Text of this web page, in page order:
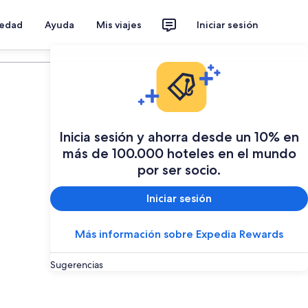
Ayuda Mis viajes Iniciar sesión
Inicia sesión y ahorra desde un 10% en
más de 100.000 hoteles en el mundo
por ser socio.
Iniciar sesión
Más información sobre Expedia Rewards
Sugerencias